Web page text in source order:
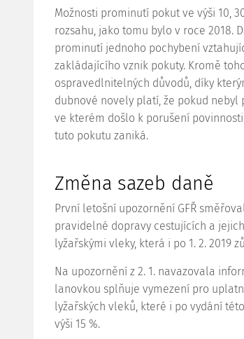
Možnosti prominutí pokut ve výši 10,
rozsahu, jako tomu bylo v roce 2018.
prominutí jednoho pochybení
zakládajícího vznik pokuty. Kromě
ospravedlnitelných důvodů, díky
dubnové novely platí, že pokud
ve kterém došlo k porušení
tuto pokutu zaniká.
Změna sazeb daně
První letošní upozornění GFŘ
pravidelné dopravy cestujících a jejich
lyžařskými vleky, která i po 1. 2. 2019
Na upozornění z 2. 1. navazovala
lanovkou splňuje vymezení pro
lyžařských vleků, které i po vydání
výši 15 %.